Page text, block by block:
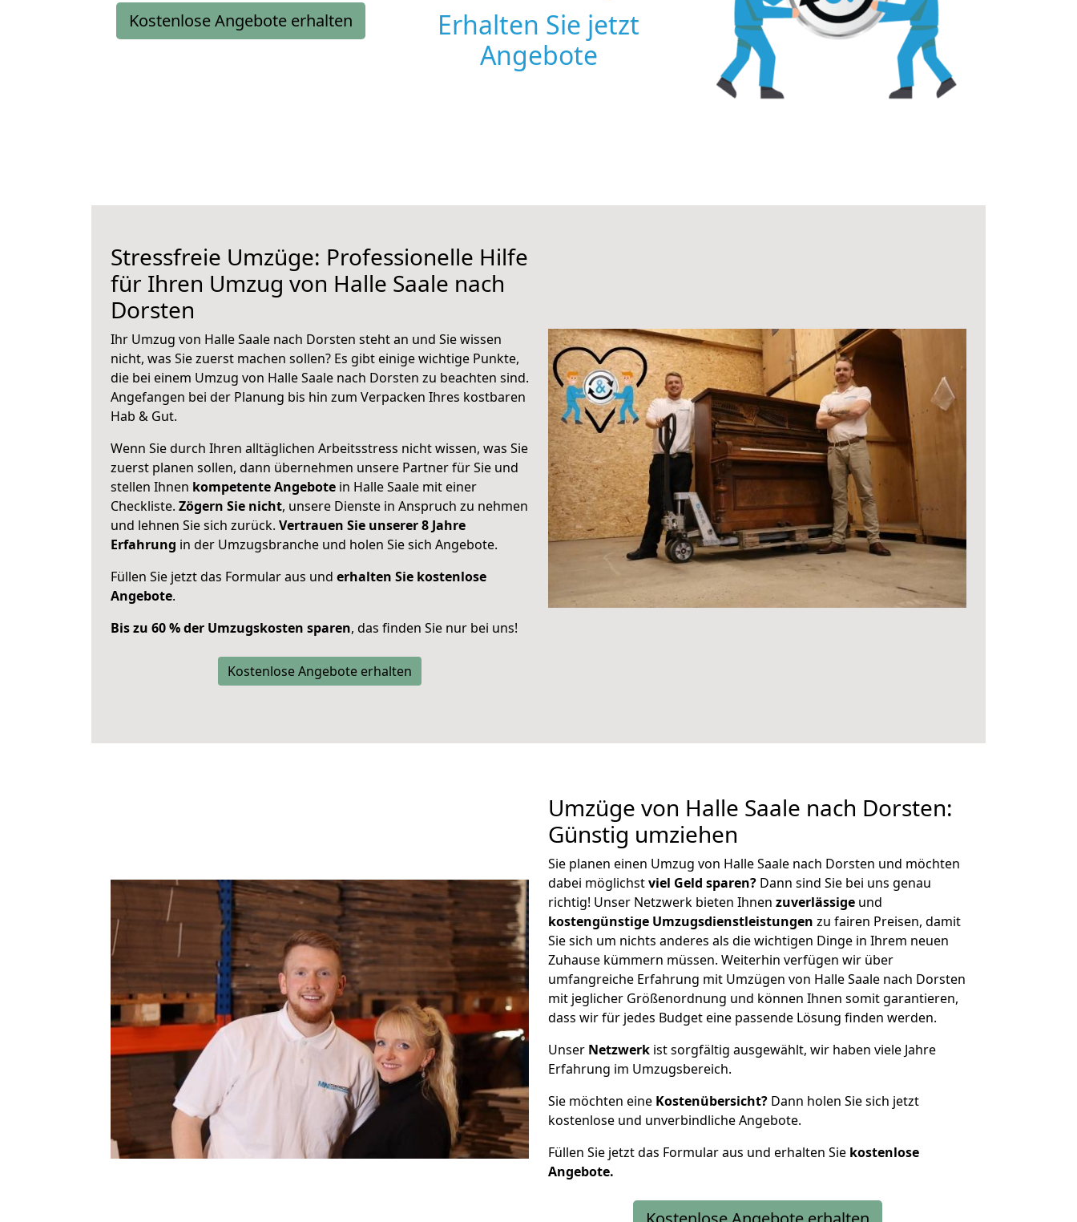
Kostenlose Angebote erhalten
Erhalten Sie jetzt
Angebote
Stressfreie Umzüge: Professionelle Hilfe
für Ihren Umzug von Halle Saale nach
Dorsten
Ihr Umzug von Halle Saale nach Dorsten steht an und Sie wissen
nicht, was Sie zuerst machen sollen? Es gibt einige wichtige Punkte,
die bei einem Umzug von Halle Saale nach Dorsten zu beachten sind.
Angefangen bei der Planung bis hin zum Verpacken Ihres kostbaren
Hab & Gut.
Wenn Sie durch Ihren alltäglichen Arbeitsstress nicht wissen, was Sie
zuerst planen sollen, dann übernehmen unsere Partner für Sie und
stellen Ihnen kompetente Angebote in Halle Saale mit einer
Checkliste. Zögern Sie nicht, unsere Dienste in Anspruch zu nehmen
und lehnen Sie sich zurück. Vertrauen Sie unserer 8 Jahre
Erfahrung in der Umzugsbranche und holen Sie sich Angebote.
Füllen Sie jetzt das Formular aus und erhalten Sie kostenlose
Angebote.
Bis zu 60 % der Umzugskosten sparen, das finden Sie nur bei uns!
Kostenlose Angebote erhalten
Umzüge von Halle Saale nach Dorsten:
Günstig umziehen
Sie planen einen Umzug von Halle Saale nach Dorsten und möchten
dabei möglichstviel Geld sparen? Dann sind Sie bei uns genau
richtig! Unser Netzwerk bieten Ihnen zuverlässige und
kostengünstige Umzugsdienstleistungen zu fairen Preisen, damit
Sie sich um nichts anderes als die wichtigen Dinge in Ihrem neuen
Zuhause kümmern müssen. Weiterhin verfügen wir über
umfangreiche Erfahrung mit Umzügen von Halle Saale nach Dorsten
mit jeglicher Größenordnung und können Ihnen somit garantieren,
dass wir für jedes Budget eine passende Lösung finden werden.
Unser Netzwerk ist sorgfältig ausgewählt, wir haben viele Jahre
Erfahrung im Umzugsbereich.
Sie möchten eine Kostenübersicht? Dann holen Sie sich jetzt
kostenlose und unverbindliche Angebote.
Füllen Sie jetzt das Formular aus und erhalten Sie kostenlose
Angebote.